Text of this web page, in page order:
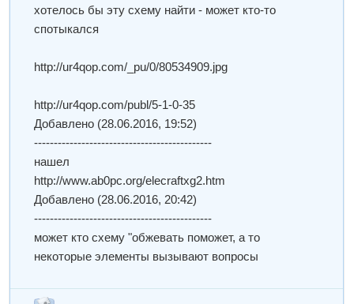
хотелось бы эту схему найти - может кто-то
спотыкался
http://ur4qop.com/_pu/0/80534909.jpg
http://ur4qop.com/publ/5-1-0-35
Добавлено (28.06.2016, 19:52)
---------------------------------------------
нашел
http://www.ab0pc.org/elecraftxg2.htm
Добавлено (28.06.2016, 20:42)
---------------------------------------------
может кто схему "обжевать поможет, а то
некоторые элементы вызывают вопросы